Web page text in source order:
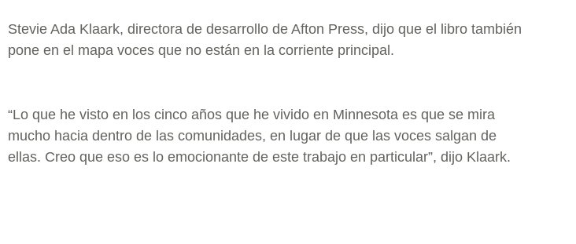
Stevie Ada Klaark, directora de desarrollo de Afton Press, dijo que el libro también
pone en el mapa voces que no están en la corriente principal.
“Lo que he visto en los cinco años que he vivido en Minnesota es que se mira
mucho hacia dentro de las comunidades, en lugar de que las voces salgan de
ellas. Creo que eso es lo emocionante de este trabajo en particular”, dijo Klaark.